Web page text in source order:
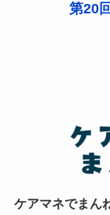
第20
ケアマネでまん